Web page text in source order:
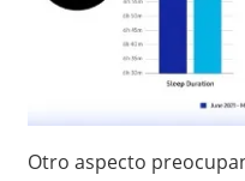
Otro aspecto